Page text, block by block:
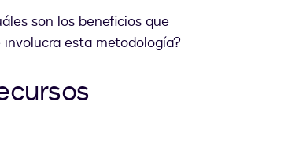
son los beneficios que
esta metodología?